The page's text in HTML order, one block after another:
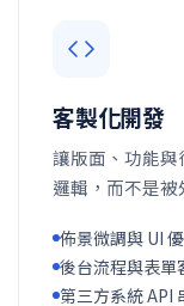
客製化開發
讓版面、功能
邏輯，而不是被
佈景微調與 UI
後台流程與表單
第三方系統 API